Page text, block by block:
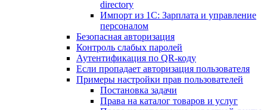
directory
Импорт из 1С: Зарплата и управление
персоналом
Безопасная авторизация
Контроль слабых паролей
Аутентификация по QR-коду
Если пропадает авторизация пользователя
Примеры настройки прав пользователей
Постановка задачи
Права на каталог товаров и услуг